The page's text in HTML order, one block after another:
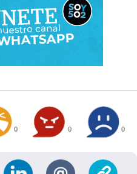
0 0 0